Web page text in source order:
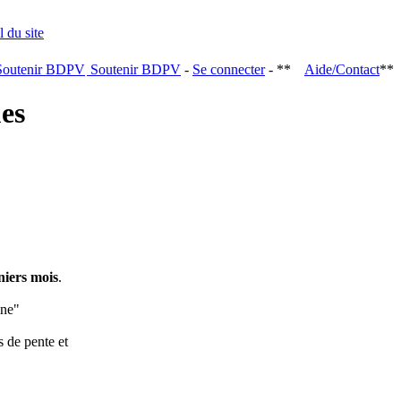
Soutenir BDPV - Se connecter- ** Aide/Contact**
mois.
de pente et